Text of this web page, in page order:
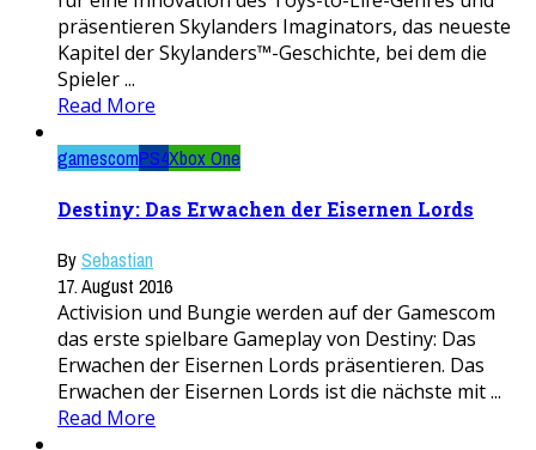
präsentieren Skylanders Imaginators, das neueste
Kapitel der Skylanders™-Geschichte, bei dem die
Spieler ...
Read More
gamescomPS4Xbox One
Destiny: Das Erwachen der Eisernen Lords
BySebastian
17. August 2016
Activision und Bungie werden auf der Gamescom
das erste spielbare Gameplay von Destiny: Das
Erwachen der Eisernen Lords präsentieren. Das
Erwachen der Eisernen Lords ist die nächste mit ...
Read More